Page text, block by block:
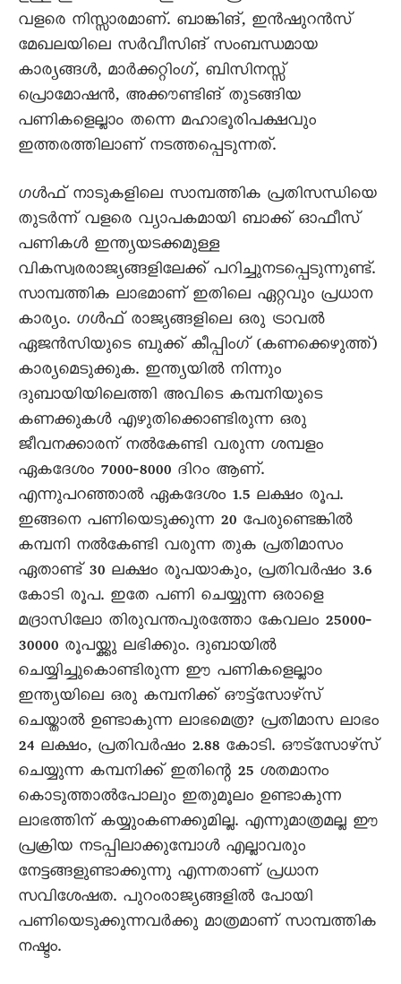
വളരെ നിസ്സാരമാണ്. ബാങ്കിങ്, ഇൻഷുറൻസ്
മേഖലയിലെ സർവീസിങ് സംബന്ധമായ
കാര്യങ്ങൾ, മാർക്കറ്റിംഗ്, ബിസിനസ്സ്
പ്രൊമോഷൻ, അക്കൗണ്ടിങ്‌ തുടങ്ങിയ
പണികളെല്ലാം തന്നെ മഹാഭൂരിപക്ഷവും
ഇത്തരത്തിലാണ് നടത്തപ്പെടുന്നത്.
ഗൾഫ് നാടുകളിലെ സാമ്പത്തിക പ്രതിസന്ധിയെ
തുടർന്ന് വളരെ വ്യാപകമായി ബാക്ക് ഓഫീസ്
പണികൾ ഇന്ത്യയടക്കമുള്ള
വികസ്വരരാജ്യങ്ങളിലേക്ക് പറിച്ചുനടപ്പെടുന്നുണ്ട്.
സാമ്പത്തിക ലാഭമാണ് ഇതിലെ ഏറ്റവും പ്രധാന
കാര്യം. ഗൾഫ് രാജ്യങ്ങളിലെ ഒരു ട്രാവൽ
ഏജൻസിയുടെ ബുക്ക് കീപ്പിംഗ് (കണക്കെഴുത്ത്)
കാര്യമെടുക്കുക. ഇന്ത്യയിൽ നിന്നും
ദുബായിയിലെത്തി അവിടെ കമ്പനിയുടെ
കണക്കുകൾ എഴുതിക്കൊണ്ടിരുന്ന ഒരു
ജീവനക്കാരന് നൽകേണ്ടി വരുന്ന ശമ്പളം
ഏകദേശം 7000‐8000 ദിറം ആണ്.
എന്നുപറഞ്ഞാൽ ഏകദേശം 1.5 ലക്ഷം രൂപ.
ഇങ്ങനെ പണിയെടുക്കുന്ന 20 പേരുണ്ടെങ്കിൽ
കമ്പനി നൽകേണ്ടി വരുന്ന തുക പ്രതിമാസം
ഏതാണ്ട് 30 ലക്ഷം രൂപയാകും, പ്രതിവർഷം 3.6
കോടി രൂപ. ഇതേ പണി ചെയ്യുന്ന ഒരാളെ
മദ്രാസിലോ തിരുവന്തപുരത്തോ കേവലം 25000‐
30000 രൂപയ്ക്കു ലഭിക്കും. ദുബായിൽ
ചെയ്യിച്ചുകൊണ്ടിരുന്ന ഈ പണികളെല്ലാം
ഇന്ത്യയിലെ ഒരു കമ്പനിക്ക് ഔട്ട്സോഴ്സ്
ചെയ്താൽ ഉണ്ടാകുന്ന ലാഭമെത്ര? പ്രതിമാസ ലാഭം
24 ലക്ഷം, പ്രതിവർഷം 2.88 കോടി. ഔട്സോഴ്സ്
ചെയ്യുന്ന കമ്പനിക്ക് ഇതിന്റെ 25 ശതമാനം
കൊടുത്താൽപോലും ഇതുമൂലം ഉണ്ടാകുന്ന
ലാഭത്തിന് കയ്യുംകണക്കുമില്ല. എന്നുമാത്രമല്ല ഈ
പ്രക്രിയ നടപ്പിലാക്കുമ്പോൾ എല്ലാവരും
നേട്ടങ്ങളുണ്ടാക്കുന്നു എന്നതാണ് പ്രധാന
സവിശേഷത. പുറംരാജ്യങ്ങളിൽ പോയി
പണിയെടുക്കുന്നവർക്കു മാത്രമാണ് സാമ്പത്തിക
നഷ്ടം.